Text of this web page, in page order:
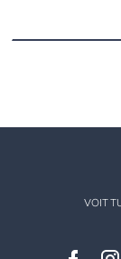
VOIT